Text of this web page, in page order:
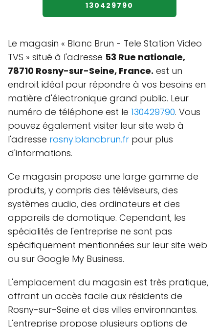
130429790
Le magasin « Blanc Brun - Tele Station Video
TVS » situé à l'adresse 53 Rue nationale,
78710 Rosny-sur-Seine, France. est un
endroit idéal pour répondre à vos besoins en
matière d'électronique grand public. Leur
numéro de téléphone est le 130429790. Vous
pouvez également visiter leur site web à
l'adresse rosny.blancbrun.fr pour plus
d'informations.
Ce magasin propose une large gamme de
produits, y compris des téléviseurs, des
systèmes audio, des ordinateurs et des
appareils de domotique. Cependant, les
spécialités de l'entreprise ne sont pas
spécifiquement mentionnées sur leur site web
ou sur Google My Business.
L'emplacement du magasin est très pratique,
offrant un accès facile aux résidents de
Rosny-sur-Seine et des villes environnantes.
L'entreprise propose plusieurs options de